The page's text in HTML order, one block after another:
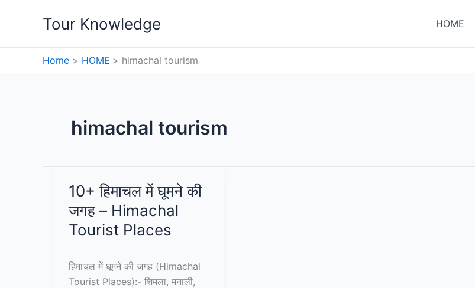
Tour Knowledge HOME
Home HOME himachal tourism
himachal tourism
10+ हिमाचल में घूमने की
जगह – Himachal
Tourist Places
हिमाचल में घूमने की जगह (Himachal
Tourist Places):- शिमला, मनाली,